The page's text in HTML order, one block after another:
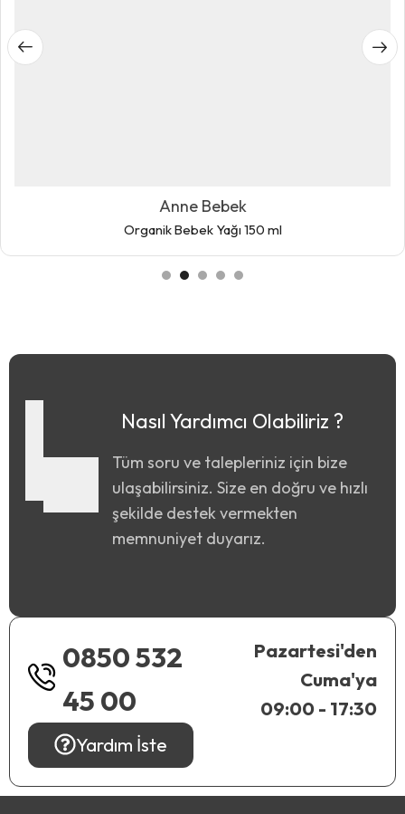
Anne Bebek
Organik Bebek Yağı 150 ml
Nasıl Yardımcı Olabiliriz ?
Tüm soru ve talepleriniz için bize
ulaşabilirsiniz. Size en doğru ve hızlı
şekilde destek vermekten
memnuniyet duyarız.
0850 532
45 00
Yardım İste
Pazartesi'den
Cuma'ya
09:00 - 17:30